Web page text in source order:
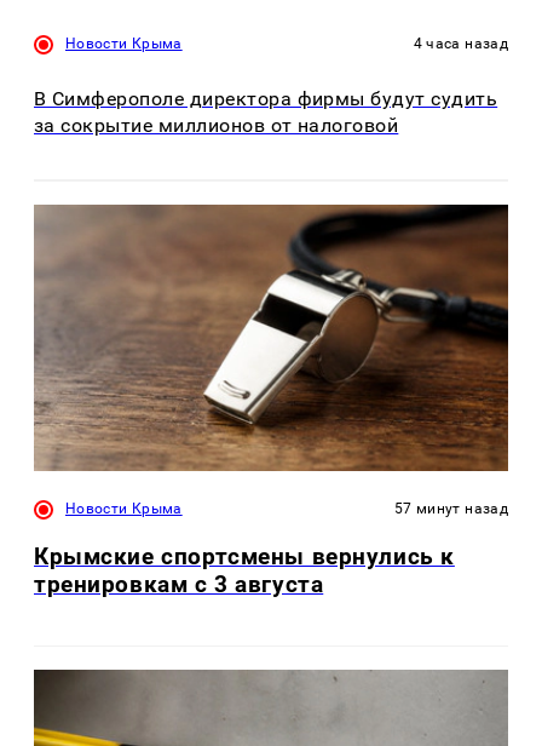
Новости Крыма 4 часа назад
В Симферополе директора фирмы будут судить
за сокрытие миллионов от налоговой
Новости Крыма 57 минут назад
Крымские спортсмены вернулись к
тренировкам с 3 августа